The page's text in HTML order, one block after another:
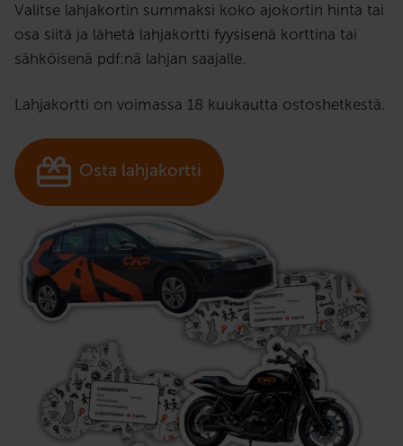
Valitse lahjakortin summaksi koko ajokortin hinta tai
osa siitä ja lähetä lahjakortti fyysisenä korttina tai
sähköisenä pdf:nä lahjan saajalle.
Lahjakortti on voimassa 18 kuukautta ostoshetkestä.
Osta lahjakortti